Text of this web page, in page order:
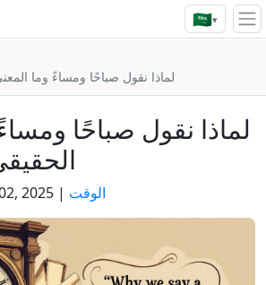
🇸🇦▾
لماذا نقول صباحًا ومساءً وما
لماذا نقول صباحًا
2025 | الوقت